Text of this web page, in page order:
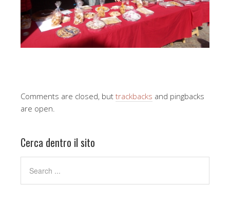
Comments are closed, but trackbacks and pingbacks
are open.
Cerca dentro il sito